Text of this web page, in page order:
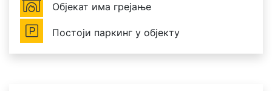
Објекат има грејање
Постоји паркинг у објекту